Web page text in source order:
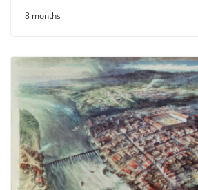
8 months